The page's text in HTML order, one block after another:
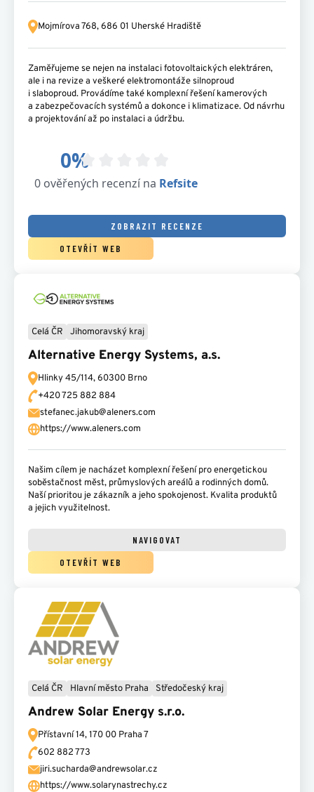
Mojmírova 768,686 01 Uherské Hradiště
Zaměřujeme se nejen na instalaci fotovoltaických elektráren,
ale i na revize a veškeré elektromontáže silnoproud
i slaboproud. Provádíme také komplexní řešení kamerových
a zabezpečovacích systémů a dokonce i klimatizace. Od návrhu
a projektování až po instalaci a údržbu.
ZOBRAZIT RECENZE
OTEVŘÍT WEB
Celá ČR Jihomoravský kraj
Alternative Energy Systems, a.s.
Hlinky 45/114,60300 Brno
+420 725 882 884
stefanec.jakub@aleners.com
https://www.aleners.com
Našim cílem je nacházet komplexní řešení pro energetickou
soběstačnost měst, průmyslových areálů a rodinných domů.
Naší prioritou je zákazník a jeho spokojenost. Kvalita produktů
a jejich využitelnost.
NAVIGOVAT
OTEVŘÍT WEB
Celá ČR Hlavní město Praha Středočeský kraj
Andrew Solar Energy s.r.o.
Přístavní 14,170 00 Praha 7
602 882 773‬
jiri.sucharda@andrewsolar.cz
https://www.solarynastrechy.cz